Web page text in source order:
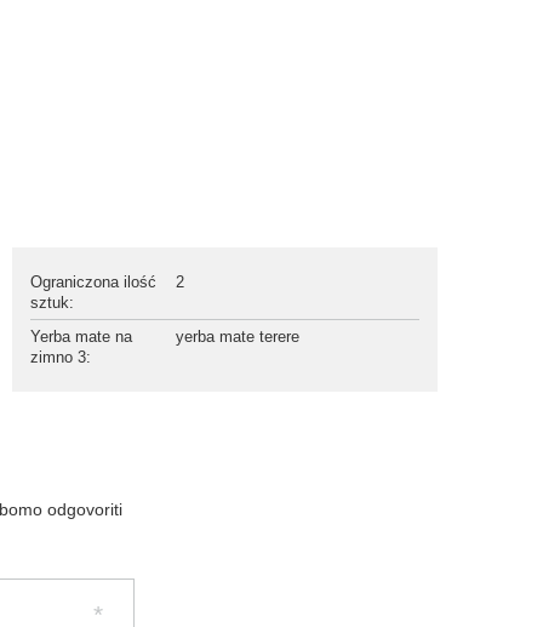
Ograniczona ilość
sztuk:
2
Yerba mate na
zimno 3:
yerba mate terere
odgovoriti